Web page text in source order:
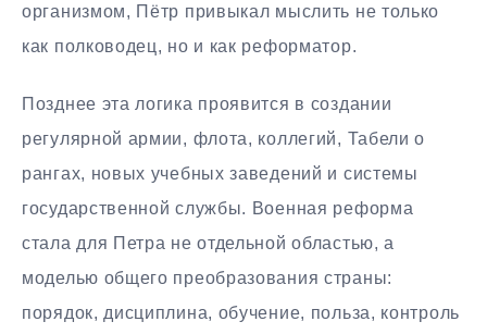
организмом, Пётр привыкал мыслить не только
как полководец, но и как реформатор.
Позднее эта логика проявится в создании
регулярной армии, флота, коллегий, Табели о
рангах, новых учебных заведений и системы
государственной службы. Военная реформа
стала для Петра не отдельной областью, а
моделью общего преобразования страны:
порядок, дисциплина, обучение, польза, контроль